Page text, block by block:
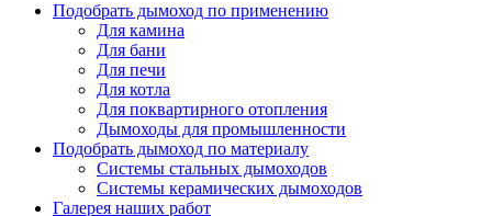
Подобрать дымоход по применению
Для камина
Для бани
Для печи
Для котла
Для поквартирного отопления
Дымоходы для промышленности
Подобрать дымоход по материалу
Системы стальных дымоходов
Системы керамических дымоходов
Галерея наших работ